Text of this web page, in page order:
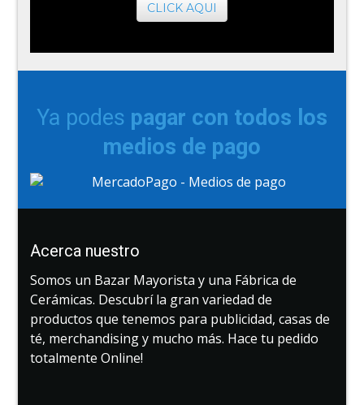
CLICK AQUI
Ya podes pagar con todos los
medios de pago
Acerca nuestro
Somos un Bazar Mayorista y una Fábrica de
Cerámicas. Descubrí la gran variedad de
productos que tenemos para publicidad, casas de
té, merchandising y mucho más. Hace tu pedido
totalmente Online!